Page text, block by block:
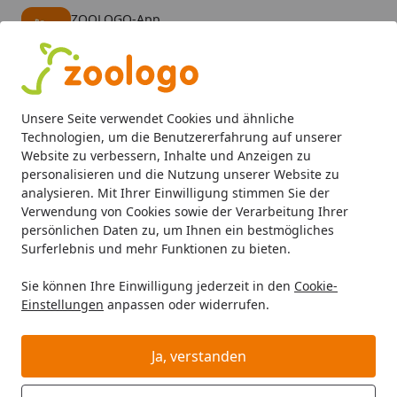
Unsere Seite verwendet Cookies und ähnliche
Technologien, um die Benutzererfahrung auf unserer
Website zu verbessern, Inhalte und Anzeigen zu
personalisieren und die Nutzung unserer Website zu
analysieren. Mit Ihrer Einwilligung stimmen Sie der
Verwendung von Cookies sowie der Verarbeitung Ihrer
persönlichen Daten zu, um Ihnen ein bestmögliches
Surferlebnis und mehr Funktionen zu bieten.
Sie können Ihre Einwilligung jederzeit in den Cookie-
Einstellungen anpassen oder widerrufen.
Ja, verstanden
ZOOLOGO-App
Alle Produkte
Mein Konto
Suchen
Startseite
Aquaristik Aquarienfilter, Pumpen & Zubehör Pumpen
EHEIM 1048 universal 600
Universalpumpe mit ca. 1,5m Kabel